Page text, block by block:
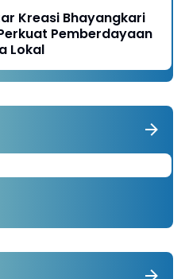
Kreasi Bhayangkari
Pemberdayaan
Lokal